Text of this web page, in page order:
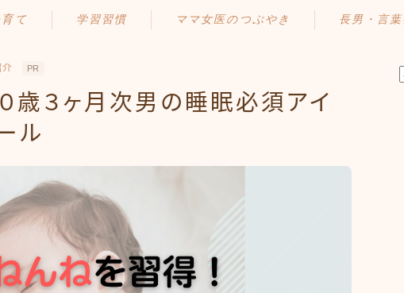
て 学習習慣 ママ女医のつぶやき 長男・言
介 PR
歳３ヶ月次男の睡眠必須アイ
ル